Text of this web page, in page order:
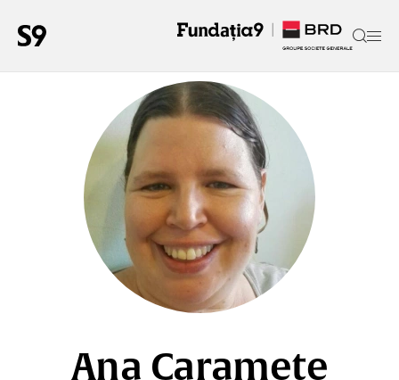
Ana Caramete